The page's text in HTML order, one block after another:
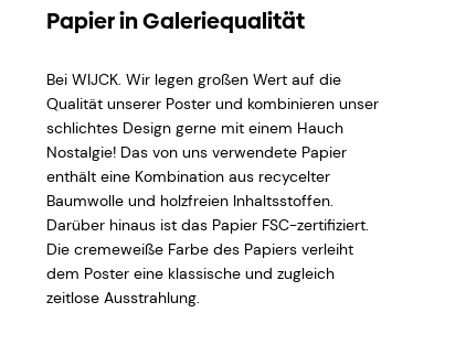
Papier in Galeriequalität
Bei WIJCK. Wir legen großen Wert auf die
Qualität unserer Poster und kombinieren unser
schlichtes Design gerne mit einem Hauch
Nostalgie! Das von uns verwendete Papier
enthält eine Kombination aus recycelter
Baumwolle und holzfreien Inhaltsstoffen.
Darüber hinaus ist das Papier FSC-zertifiziert.
Die cremeweiße Farbe des Papiers verleiht
dem Poster eine klassische und zugleich
zeitlose Ausstrahlung.